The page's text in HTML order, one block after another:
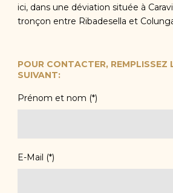
ici, dans une déviation située à
tronçon entre Ribadesella et
POUR CONTACTER, REMPLISSEZ
SUIVANT:
Prénom et nom (*)
E-Mail (*)